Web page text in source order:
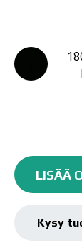
Molotow
Maalitussi
One4all
LISÄÄ
Kysy